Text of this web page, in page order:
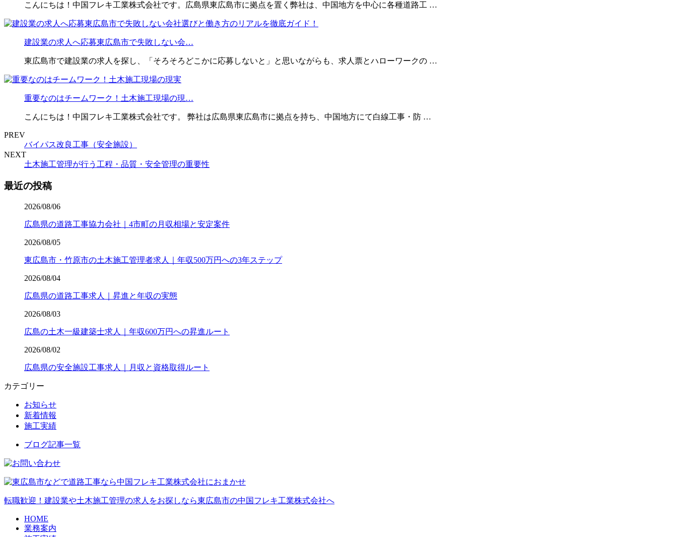
こんにちは！中国フレキ工業株式会社です。広島県東広島市に拠点を置く弊社は、中国地方を中心に各種道路工 …
建設業の求人へ応募東広島市で失敗しない会…
東広島市で建設業の求人を探し、「そろそろどこかに応募しないと」と思いながらも、求人票とハローワークの …
重要なのはチームワーク！土木施工現場の現…
こんにちは！中国フレキ工業株式会社です。 弊社は広島県東広島市に拠点を持ち、中国地方にて白線工事・防 …
PREV
バイパス改良工事（安全施設）
NEXT
土木施工管理が行う工程・品質・安全管理の重要性
最近の投稿
2026/08/06
広島県の道路工事協力会社｜4市町の月収相場と安定案件
2026/08/05
東広島市・竹原市の土木施工管理者求人｜年収500万円への3年ステップ
2026/08/04
広島県の道路工事求人｜昇進と年収の実態
2026/08/03
広島の土木一級建築士求人｜年収600万円への昇進ルート
2026/08/02
広島県の安全施設工事求人｜月収と資格取得ルート
カテゴリー
お知らせ
新着情報
施工実績
ブログ記事一覧
転職歓迎！建設業や土木施工管理の求人をお探しなら東広島市の中国フレキ工業株式会社へ
HOME
業務案内